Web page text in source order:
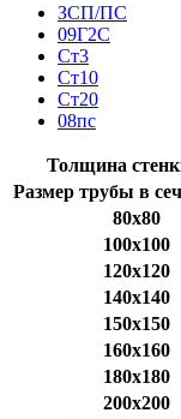
ЗСП/ПС
09Г2С
Ст3
Ст10
Ст20
08пс
Толщина
Размер трубы в
80x80
100x100
120x120
140x140
150x150
160x160
180x180
200x200